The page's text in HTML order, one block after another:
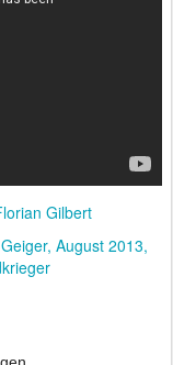
Gilbert
August 2013